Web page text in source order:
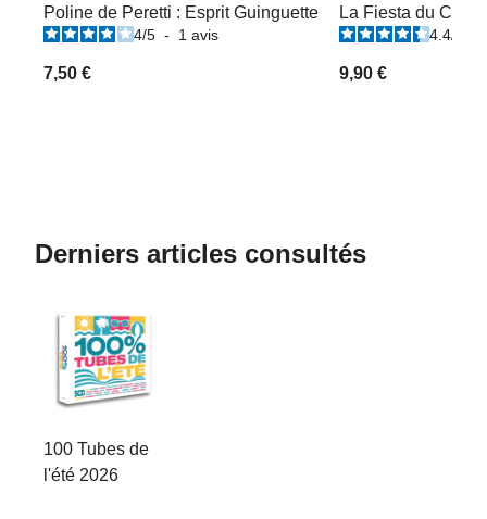
Poline de Peretti : Esprit Guinguette
4/5 - 1 avis
7,50 €
La Fiesta du
4.4/
9,90 €
Derniers articles consultés
100 Tubes de
l'été 2026